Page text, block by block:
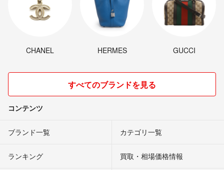
CHANEL HERMES GUCCI
すべてのブランドを見る
コンテンツ
ブランド一覧 カテゴリ一覧
ランキング 買取・相場価格情報